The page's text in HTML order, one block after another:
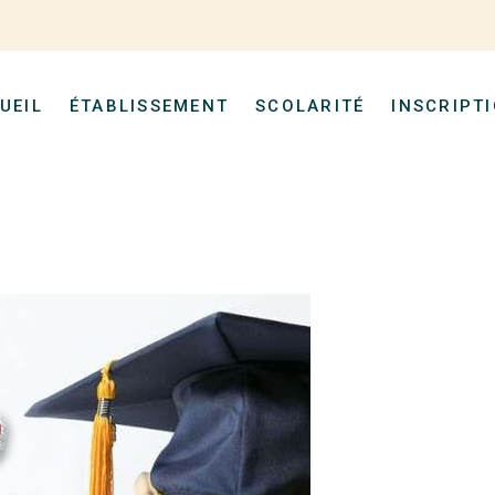
ÉTABLISSEMENT SCOLARITÉ